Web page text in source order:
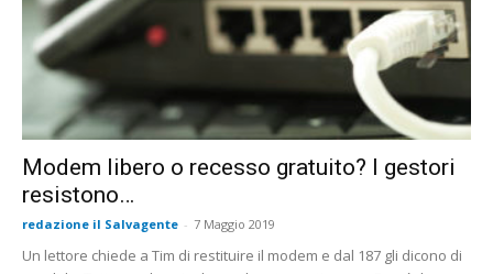
Modem libero o recesso gratuito? I gestori
resistono…
redazione il Salvagente - 7 Maggio 2019
Un lettore chiede a Tim di restituire il modem e dal 187 gli dicono di